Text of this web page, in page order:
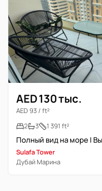
AED 130 тыс.
AED 93 / ft²
2
3 1 391 ft²
Sulafa Tower
Дубай Марина